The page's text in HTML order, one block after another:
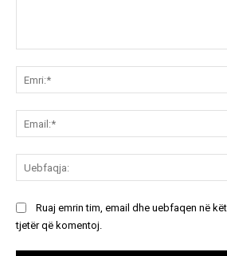
Ruaj emrin tim, email dhe uebfaqen në
tjetër që komentoj.